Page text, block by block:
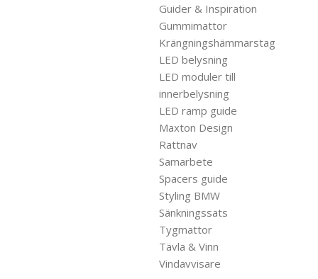
Guider & Inspiration
Gummimattor
Krängningshämmarstag
LED belysning
LED moduler till
innerbelysning
LED ramp guide
Maxton Design
Rattnav
Samarbete
Spacers guide
Styling BMW
Sänkningssats
Tygmattor
Tävla & Vinn
Vindavvisare